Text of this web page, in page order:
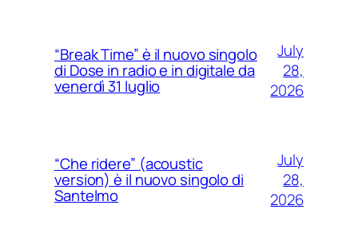
“Break Time” è il nuovo singolo
di Dose in radio e in digitale da
venerdì 31 luglio
July
28,
2026
“Che ridere” (acoustic
version) è il nuovo singolo di
Santelmo
July
28,
2026